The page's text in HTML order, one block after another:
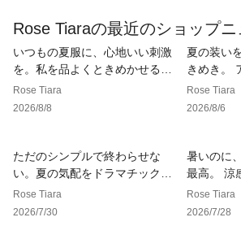
姉妹ブランド、Rose Tiaraでは、マイメ
ムも展開。
・マイメロディ パーカー/ 51033630
c 2026 SANRIO CO., LTD. APPROVAL
■透け感：なし
■裏地：なし
■ポケット：あり
Rose Tiaraの最近のショップニ
いつもの夏服に、心地いい刺激
を。私を品よくときめかせる、
大人の名品サクランボプリン
ト。
Rose Tiara
2026/8/8
夏の装い
きめき。
ョン
Rose Tiara
2026/8/6
ただのシンプルで終わらせな
い。夏の気配をドラマチックに
する「立体ディティール」
Rose Tiara
2026/7/30
暑いのに
最高。 涼
選択
Rose Tiara
2026/7/28